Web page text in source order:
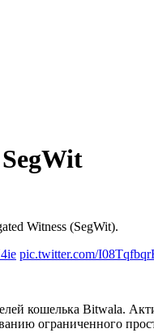
Witness (SegWit).
pic.twitter.com/
кошелька Bitwala.
ограниченного